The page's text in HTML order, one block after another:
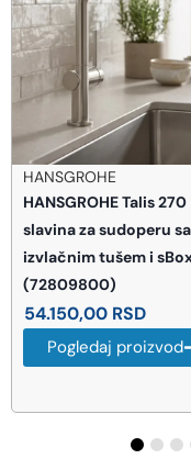
ROSAN SRBIJA
Rosan Dark tuš ručica 3
funkcije – crna
(PTR3C13D)
1.731,00RSD
Pogledaj proizvod